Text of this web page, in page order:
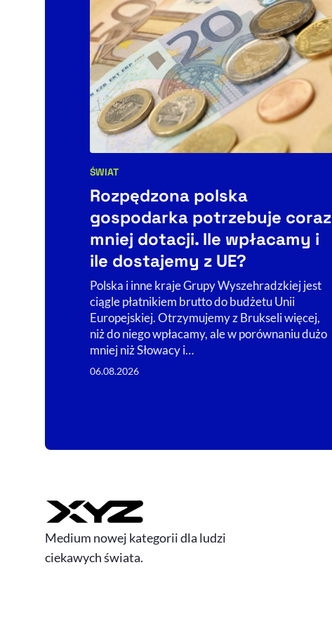
Kategorie artykułu:
ŚWIAT
Rozpędzona polska
gospodarka potrzebuje coraz
mniej dotacji. Ile wpłacamy i
ile dostajemy z UE?
Polska i inne kraje Grupy Wyszehradzkiej jest
ciągle płatnikiem brutto do budżetu Unii
Europejskiej. Otrzymujemy z Brukseli więcej,
niż do niego wpłacamy, ale w porównaniu dużo
mniej niż Słowacy i…
06.08.2026
Medium nowej kategorii dla ludzi
ciekawych świata.